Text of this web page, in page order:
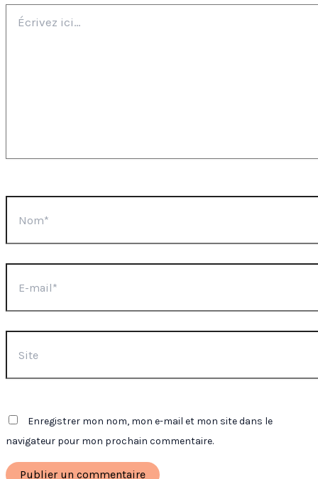
ici…
mail*
Enregistrer mon nom, mon e-mail et mon site dans le
navigateur pour mon prochain commentaire.